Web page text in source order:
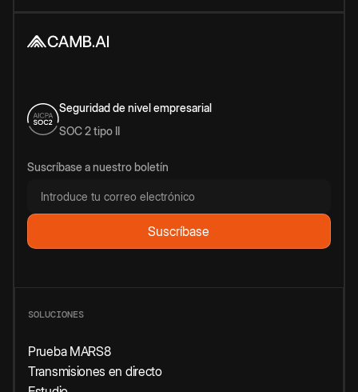
Seguridad de nivel empresarial
SOC 2 tipo II
Suscríbase a nuestro boletín
SOLUCIONES
Prueba MARS8
Transmisiones en directo